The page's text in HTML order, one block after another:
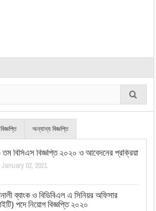
অন্যান্য বিজ্ঞপ্তি
বিসিএস বিজ্ঞপ্তি ২০২০ ও আবেদনের প্রক্রিয়া
January 02, 2021
ব্যাংক ও বিডিবিএল এ সিনিয়র অফিসার
পদে নিয়োগ বিজ্ঞপ্তি ২০২০